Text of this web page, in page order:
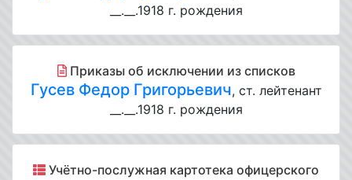
__.__.1918 г. рождения
Приказы об исключении из списков
Гусев Федор Григорьевич, ст. лейтенант
__.__.1918 г. рождения
Учётно-послужная картотека офицерского